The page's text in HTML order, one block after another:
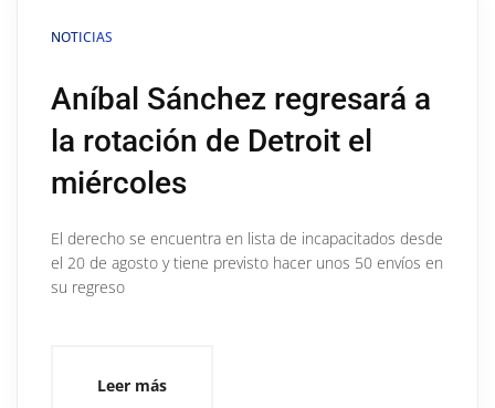
NOTICIAS
Aníbal Sánchez regresará a
la rotación de Detroit el
miércoles
El derecho se encuentra en lista de incapacitados desde
el 20 de agosto y tiene previsto hacer unos 50 envíos en
su regreso
Leer más